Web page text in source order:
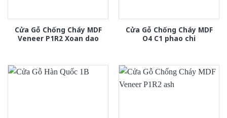
Cửa Gỗ Chống Cháy MDF
Veneer P1R2 Xoan dao
Cửa Gỗ Chống Cháy MDF
O4 C1 phao chi